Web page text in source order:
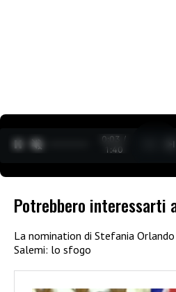
0:04 /
1:40
Potrebbero interessarti
La nomination di Stefania
Salemi: lo sfogo